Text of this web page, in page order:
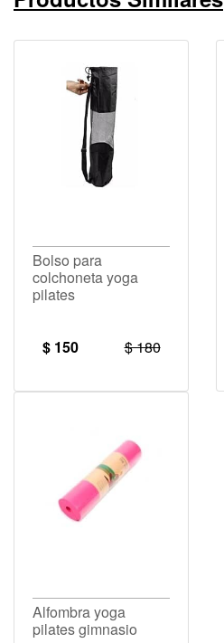
Bolso para
colchoneta yoga
pilates
$ 150 $ 180
Alfombra yoga
pilates gimnasio